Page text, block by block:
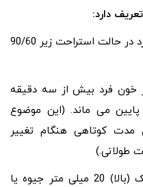
دارد:
فشار خون فرد در حالت استراحت زیر 90/60
خون فرد بیش از سه دقیقه
می ماند. (این موضوع
کوتاهی هنگام تغییر
طولانی.)
این افت باید برای فشار سیستولیک (بالا) 20 میلی متر جیوه یا